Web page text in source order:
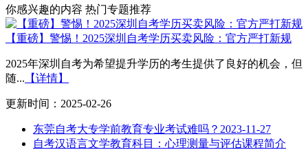
你感兴趣的内容 热门专题推荐
【重磅】警惕！2025深圳自考学历买卖风险：官方严打新规
2025年深圳自考为希望提升学历的考生提供了良好的机会，但
随... 【详情】
更新时间：2025-02-26
东莞自考大专学前教育专业考试难吗？ 2023-11-27
自考汉语言文学教育科目：心理测量与评估课程简介